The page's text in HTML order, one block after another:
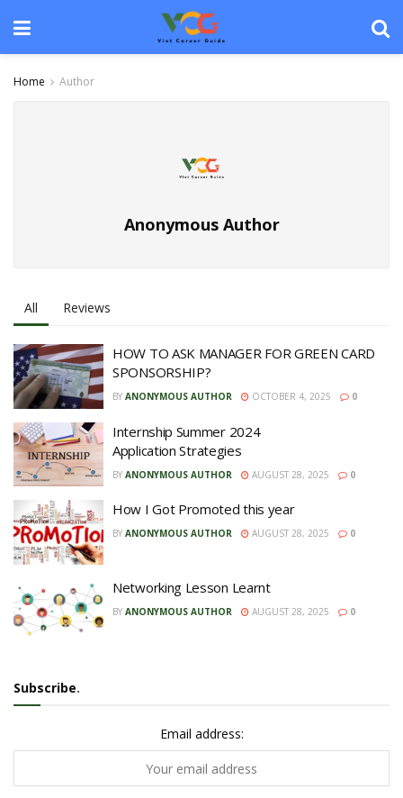
Home Author
Anonymous Author
All Reviews
HOW TO ASK MANAGER FOR GREEN CARD
SPONSORSHIP?
BY ANONYMOUS AUTHOR OCTOBER 4, 2025 0
Internship Summer 2024
Application Strategies
BY ANONYMOUS AUTHOR AUGUST 28, 2025 0
How I Got Promoted this year
BY ANONYMOUS AUTHOR AUGUST 28, 2025 0
Networking Lesson Learnt
BY ANONYMOUS AUTHOR AUGUST 28, 2025 0
Subscribe.
Email address: